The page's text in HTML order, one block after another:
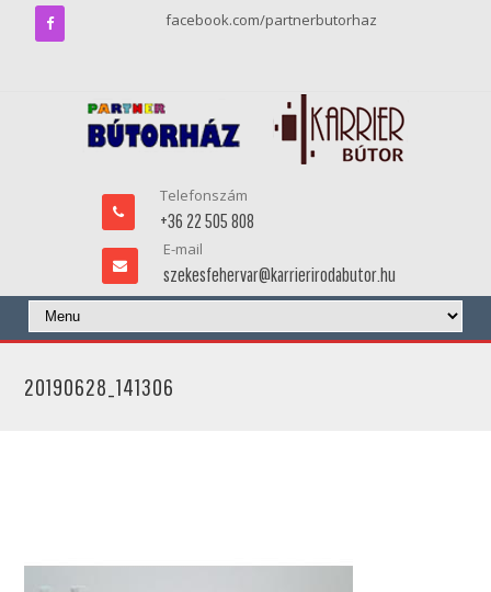
facebook.com/partnerbutorhaz
Telefonszám
+36 22 505 808
E-mail
szekesfehervar@karrierirodabutor.hu
20190628_141306